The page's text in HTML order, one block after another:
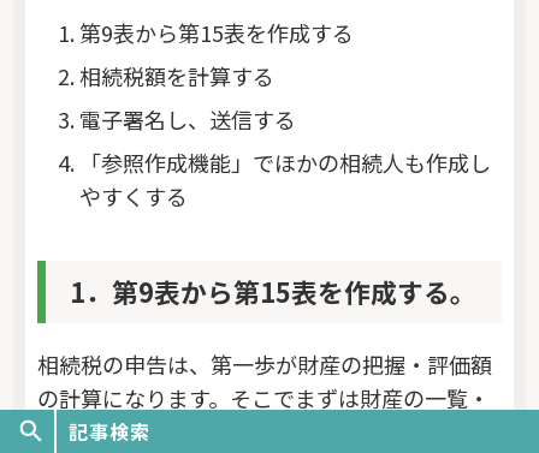
第9表から第15表を作成する
相続税額を計算する
電子署名し、送信する
「参照作成機能」でほかの相続人も作成し
やすくする
1．第9表から第15表を作成する。
相続税の申告は、第一歩が財産の把握・評価額
の計算になります。そこでまずは財産の一覧・
評価額が記載される相続税申告書の第9表～第